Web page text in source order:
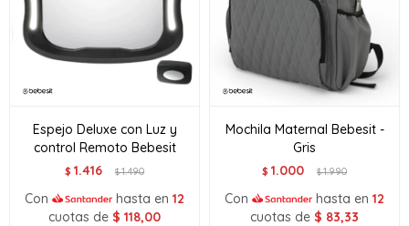
Espejo Deluxe con Luz y
control Remoto Bebesit
$ 1.416 $1.490
Con hasta en 12
cuotas de $ 118,00
Mochila Maternal Bebesit -
Gris
$ 1.000 $1.990
Con hasta en 12
cuotas de $ 83,33